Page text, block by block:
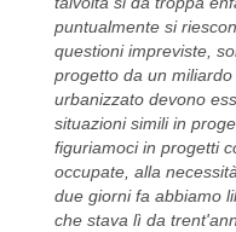
puntualmente si
questioni impreviste,
progetto da un
urbanizzato devono
situazioni simili in
figuriamoci in progetti
occupate, alla
due giorni fa abbiamo
che stava lì da